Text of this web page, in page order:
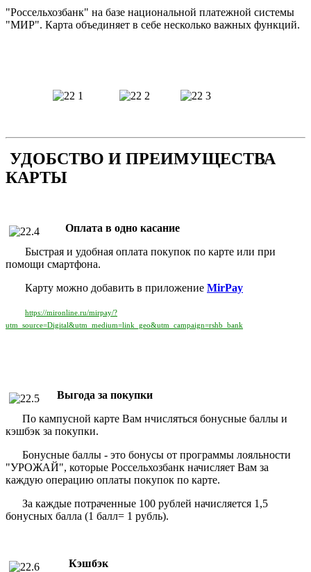
"Россельхозбанк" на базе национальной платежной системы
"МИР". Карта объединяет в себе несколько важных функций.
УДОБСТВО И ПРЕИМУЩЕСТВА
КАРТЫ
Оплата в одно касание
Быстрая и удобная оплата покупок по карте или при
помощи смартфона.
Карту можно добавить в приложение MirPay
https://mironline.ru/mirpay/?
utm_source=Digital&utm_medium=link_geo&utm_campaign=rshb_bank
Выгода за покупки
По кампусной карте Вам нчисляться бонусные баллы и
кэшбэк за покупки.
Бонусные баллы - это бонусы от программы лояльности
"УРОЖАЙ", которые Россельхозбанк начисляет Вам за
каждую операцию оплаты покупок по карте.
За каждые потраченные 100 рублей начисляется 1,5
бонусных балла (1 балл= 1 рубль).
Кэшбэк